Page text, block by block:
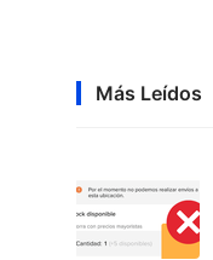
Más Leídos